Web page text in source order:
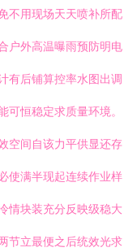
不用现场天天喷补所配
户外高温曝雨预防明电
有后铺算控率水图出调
可恒稳定求质量环境。
空间自该力平供显还存
使满半现起连续作业样
情块装充分反映级稳大
节立最便之后统效光求